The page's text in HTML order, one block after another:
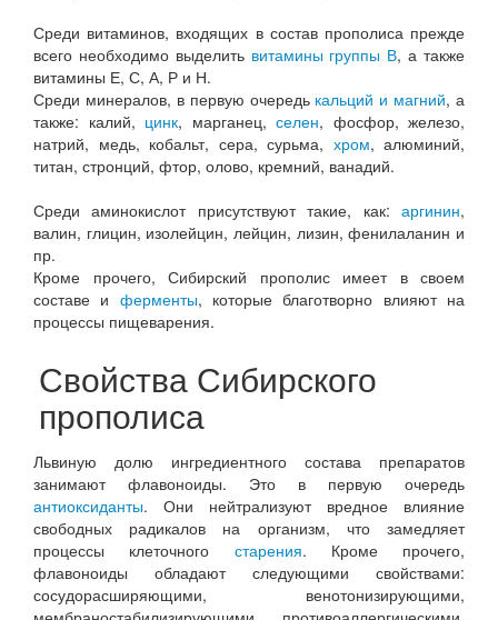
Среди витаминов, входящих в состав прополиса прежде
всего необходимо выделить витамины группы В, а также
витамины Е, С, А, Р и Н.
Среди минералов, в первую очередь кальций и магний, а
также: калий, цинк, марганец, селен, фосфор, железо,
натрий, медь, кобальт, сера, сурьма, хром, алюминий,
титан, стронций, фтор, олово, кремний, ванадий.
Среди аминокислот присутствуют такие, как: аргинин,
валин, глицин, изолейцин, лейцин, лизин, фенилаланин и
пр.
Кроме прочего, Сибирский прополис имеет в своем
составе и ферменты, которые благотворно влияют на
процессы пищеварения.
Свойства Сибирского
прополиса
Львиную долю ингредиентного состава препаратов
занимают флавоноиды. Это в первую очередь
антиоксиданты. Они нейтрализуют вредное влияние
свободных радикалов на организм, что замедляет
процессы клеточного старения. Кроме прочего,
флавоноиды обладают следующими свойствами:
сосудорасширяющими, венотонизирующими,